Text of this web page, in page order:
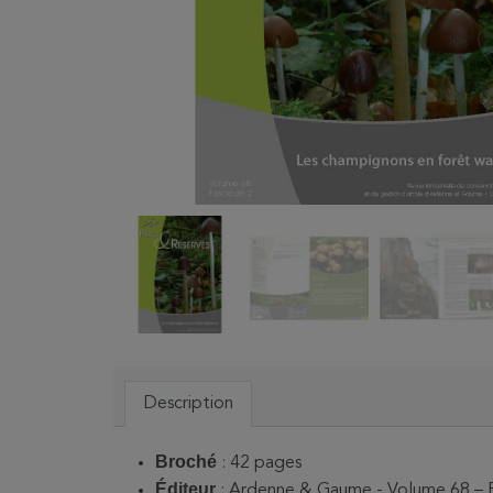
Description
Broché : 42 pages